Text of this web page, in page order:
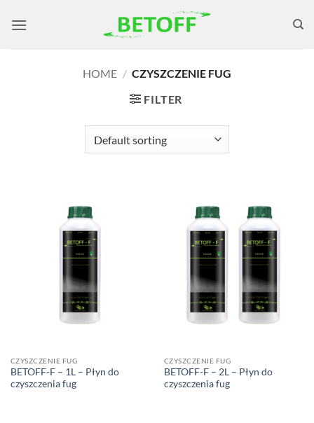
HOME / CZYSZCZENIE FUG
FILTER
CZYSZCZENIE FUG
BETOFF-F – 1L – Płyn do
czyszczenia fug
CZYSZCZENIE FUG
BETOFF-F – 2L – Płyn do
czyszczenia fug